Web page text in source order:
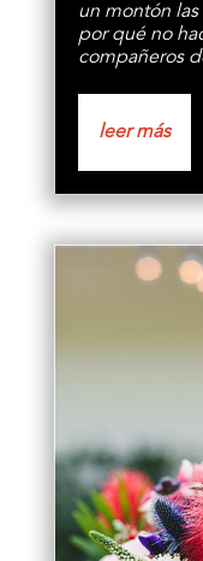
un montón
por qué no
compañeros
leer más